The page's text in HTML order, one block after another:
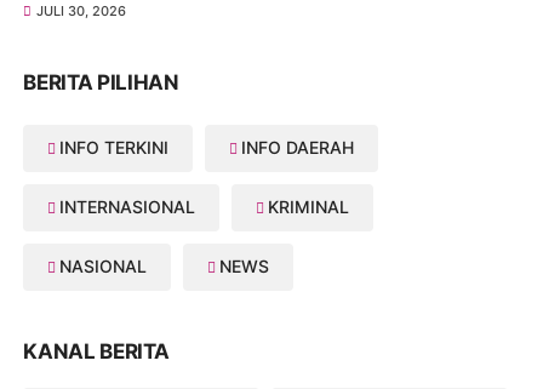
JULI 30, 2026
BERITA PILIHAN
INFO TERKINI INFO DAERAH
INTERNASIONAL KRIMINAL
NASIONAL NEWS
KANAL BERITA